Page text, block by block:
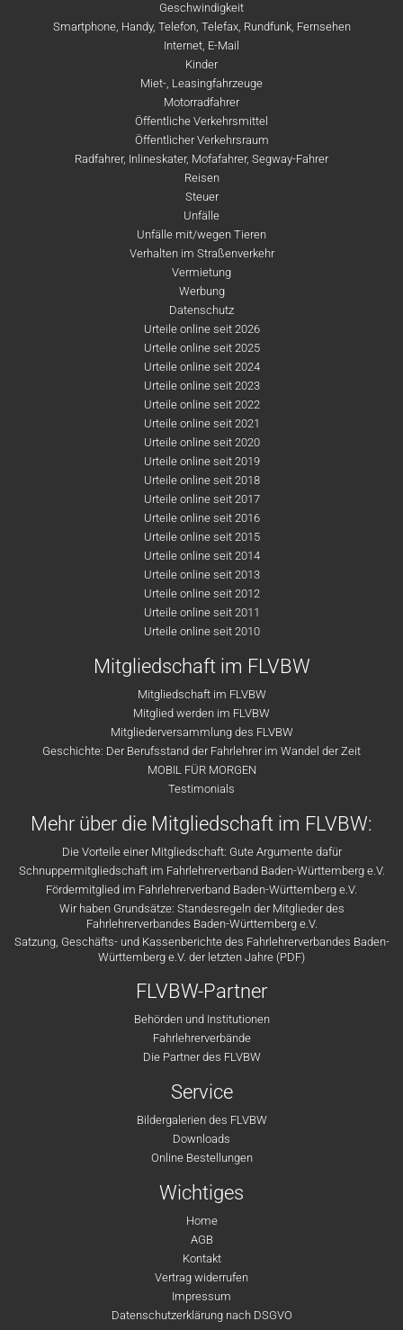
Geschwindigkeit
Smartphone, Handy, Telefon, Telefax, Rundfunk, Fernsehen
Internet, E-Mail
Kinder
Miet-, Leasingfahrzeuge
Motorradfahrer
Öffentliche Verkehrsmittel
Öffentlicher Verkehrsraum
Radfahrer, Inlineskater, Mofafahrer, Segway-Fahrer
Reisen
Steuer
Unfälle
Unfälle mit/wegen Tieren
Verhalten im Straßenverkehr
Vermietung
Werbung
Datenschutz
Urteile online seit 2026
Urteile online seit 2025
Urteile online seit 2024
Urteile online seit 2023
Urteile online seit 2022
Urteile online seit 2021
Urteile online seit 2020
Urteile online seit 2019
Urteile online seit 2018
Urteile online seit 2017
Urteile online seit 2016
Urteile online seit 2015
Urteile online seit 2014
Urteile online seit 2013
Urteile online seit 2012
Urteile online seit 2011
Urteile online seit 2010
Mitgliedschaft im FLVBW
Mitgliedschaft im FLVBW
Mitglied werden im FLVBW
Mitgliederversammlung des FLVBW
Geschichte: Der Berufsstand der Fahrlehrer im Wandel der Zeit
MOBIL FÜR MORGEN
Testimonials
Mehr über die Mitgliedschaft im FLVBW:
Die Vorteile einer Mitgliedschaft: Gute Argumente dafür
Schnuppermitgliedschaft im Fahrlehrerverband Baden-Württemberg e.V.
Fördermitglied im Fahrlehrerverband Baden-Württemberg e.V.
Wir haben Grundsätze: Standesregeln der Mitglieder des
Fahrlehrerverbandes Baden-Württemberg e.V.
Satzung, Geschäfts- und Kassenberichte des Fahrlehrerverbandes Baden-
Württemberg e.V. der letzten Jahre (PDF)
FLVBW-Partner
Behörden und Institutionen
Fahrlehrerverbände
Die Partner des FLVBW
Service
Bildergalerien des FLVBW
Downloads
Online Bestellungen
Wichtiges
Home
AGB
Kontakt
Vertrag widerrufen
Impressum
Datenschutzerklärung nach DSGVO